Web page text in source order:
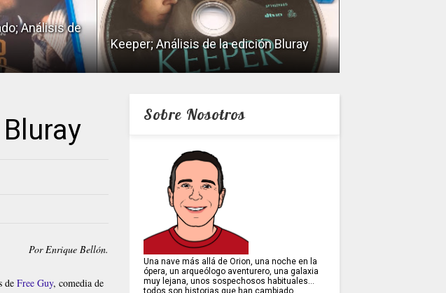
Análisis de
Keeper; Análisis de la edición Bluray
Por Enrique Bellón.
de Free Guy, comedia de
Sobre Nosotros
Una nave más allá de Orion, una noche en la
ópera, un arqueólogo aventurero, una galaxia
muy lejana, unos sospechosos habituales...
todos son historias que han cambiado